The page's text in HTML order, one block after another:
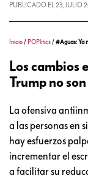
PUBLICADO EL 23, JULIO
Inicio / POPlitics /#Aguas: Ya
Los cambios
Trump no
La ofensiva
a las personas en
hay esfuerzos
incrementar el
a facilitar su